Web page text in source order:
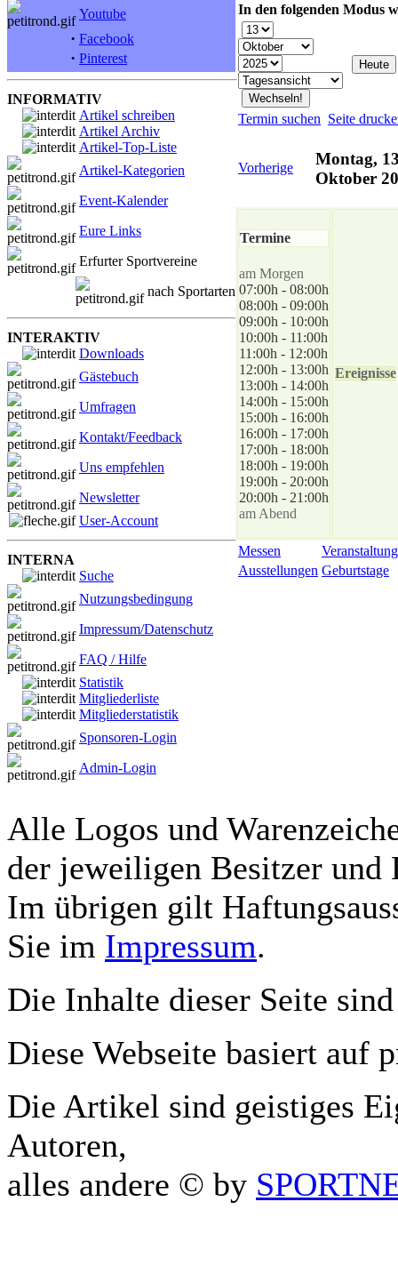
Youtube
· Facebook
· Pinterest
INFORMATIV
Artikel schreiben
Artikel Archiv
Artikel-Top-Liste
Artikel-Kategorien
Event-Kalender
Eure Links
Erfurter Sportvereine
nach Sportarten
INTERAKTIV
Downloads
Gästebuch
Umfragen
Kontakt/Feedback
Uns empfehlen
Newsletter
User-Account
INTERNA
Suche
Nutzungsbedingung
Impressum/Datenschutz
FAQ / Hilfe
Statistik
Mitgliederliste
Mitgliederstatistik
Sponsoren-Login
Admin-Login
In den folgenden Modus
Termin suchen Seite
Vorherige
Montag,
Oktober
Termine
am Morgen
07:00h - 08:00h
08:00h - 09:00h
09:00h - 10:00h
10:00h - 11:00h
11:00h - 12:00h
12:00h - 13:00h
13:00h - 14:00h
14:00h - 15:00h
15:00h - 16:00h
16:00h - 17:00h
17:00h - 18:00h
18:00h - 19:00h
19:00h - 20:00h
20:00h - 21:00h
am Abend
Ereignisse
Messen
Veranstaltung
Ausstellungen Geburtstage
Alle Logos und
der jeweiligen Besitzer und
Im übrigen gilt
Sie im Impressum.
Die Inhalte dieser Seite
Diese Webseite basiert auf
Die Artikel sind geistiges
Autoren,
alles andere © by